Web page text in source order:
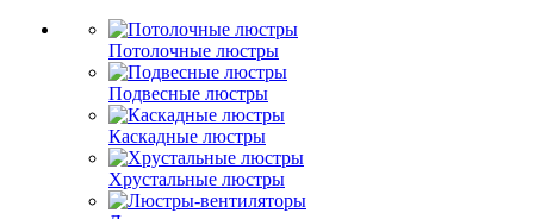
Потолочные люстры
Подвесные люстры
Каскадные люстры
Хрустальные люстры